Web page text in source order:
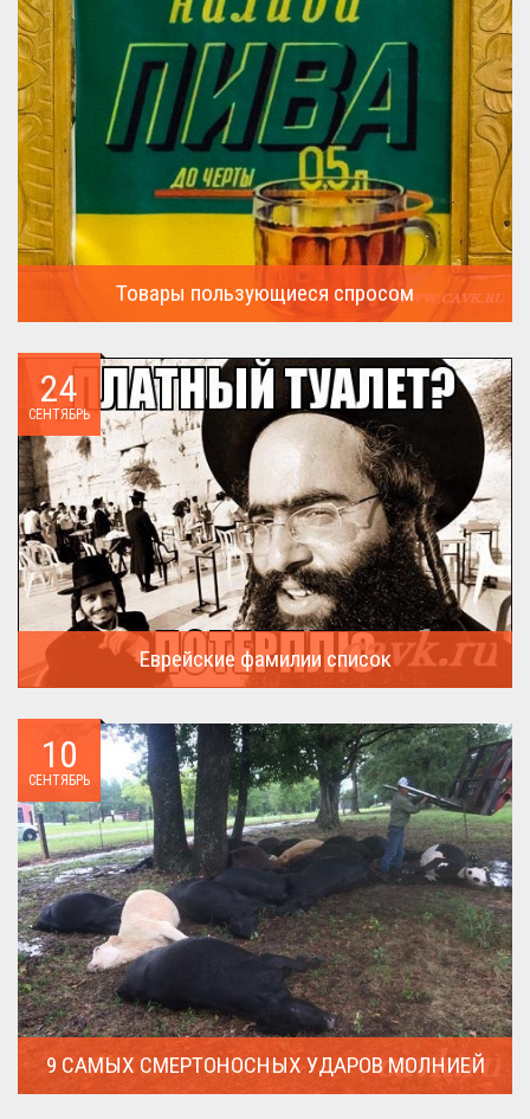
Товары пользующиеся спросом
24
СЕНТЯБРЬ
Еврейские фамилии список
10
СЕНТЯБРЬ
9 САМЫХ СМЕРТОНОСНЫХ УДАРОВ МОЛНИЕЙ